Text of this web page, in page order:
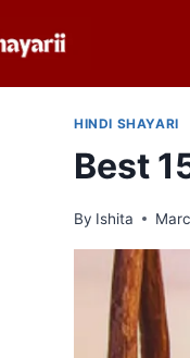
HINDI SHAYARI
Best
By Ishita